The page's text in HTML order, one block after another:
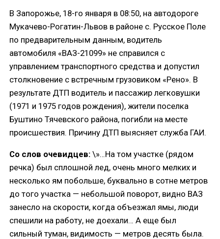
В Запорожье, 18-го января в 08:50, на автодороге
Мукачево-Рогатин-Львов в районе с. Русское Поле
по предварительным данным, водитель
автомобиля «ВАЗ-21099» не справился с
управлением транспортного средства и допустил
столкновение с встречным грузовиком «Рено». В
результате ДТП водитель и пассажир легковушки
(1971 и 1975 годов рождения), жители поселка
Буштино Тячевского района, погибли на месте
происшествия. Причину ДТП выясняет служба ГАИ.
Со слов очевидцев: \»…На том участке (рядом
речка) был сплошной лед, очень много мелких и
несколько ям побольше, буквально в сотне метров
до того участка — небольшой поворот, видно ВАЗ
занесло на скорости, когда объезжал ямы, люди
спешили на работу, не доехали… А еще был
сильный туман, видимость — метров десять была.